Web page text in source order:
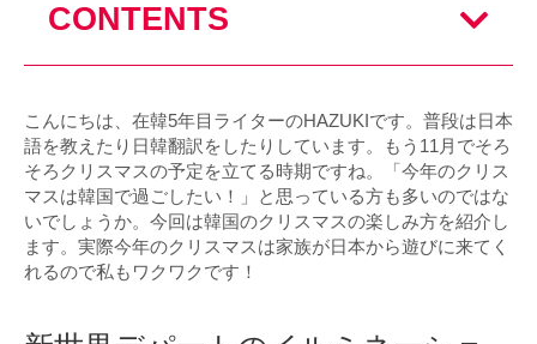
CONTENTS
こんにちは、在韓5年目ライターのHAZUKIです。普段は日本
語を教えたり日韓翻訳をしたりしています。もう11月でそろ
そろクリスマスの予定を立てる時期ですね。「今年のクリス
マスは韓国で過ごしたい！」と思っている方も多いのではな
いでしょうか。今回は韓国のクリスマスの楽しみ方を紹介し
ます。実際今年のクリスマスは家族が日本から遊びに来てく
れるので私もワクワクです！